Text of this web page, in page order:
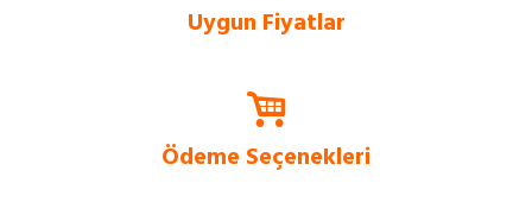
Uygun Fiyatlar
Ödeme Seçenekleri